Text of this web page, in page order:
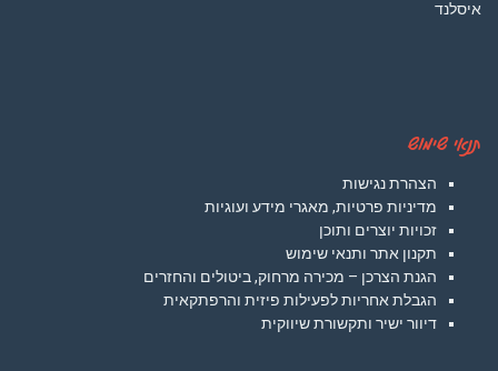
איסלנד
תנאי שימוש
הצהרת נגישות
מדיניות פרטיות, מאגרי מידע ועוגיות
זכויות יוצרים ותוכן
תקנון אתר ותנאי שימוש
הגנת הצרכן – מכירה מרחוק, ביטולים והחזרים
הגבלת אחריות לפעילות פיזית והרפתקאית
דיוור ישיר ותקשורת שיווקית